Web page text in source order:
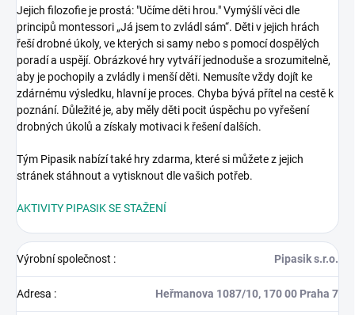
Jejich filozofie je prostá: "Učíme děti hrou." Vymýšlí věci dle
principů montessori „Já jsem to zvládl sám“. Děti v jejich hrách
řeší drobné úkoly, ve kterých si samy nebo s pomocí dospělých
poradí a uspějí. Obrázkové hry vytváří jednoduše a srozumitelně,
aby je pochopily a zvládly i menší děti. Nemusíte vždy dojít ke
zdárnému výsledku, hlavní je proces. Chyba bývá přítel na cestě k
poznání. Důležité je, aby měly děti pocit úspěchu po vyřešení
drobných úkolů a získaly motivaci k řešení dalších.
Tým Pipasik nabízí také hry zdarma, které si můžete z jejich
stránek stáhnout a vytisknout dle vašich potřeb.
AKTIVITY PIPASIK SE STAŽENÍ
Výrobní společnost : Pipasik s.r.o.
Adresa : Heřmanova 1087/10, 170 00 Praha 7